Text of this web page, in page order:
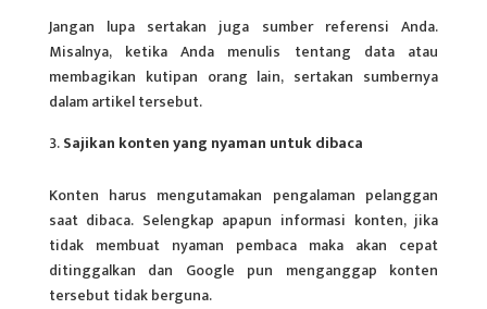
Jangan lupa sertakan juga sumber referensi Anda.
Misalnya, ketika Anda menulis tentang data atau
membagikan kutipan orang lain, sertakan sumbernya
dalam artikel tersebut.
Sajikan konten yang nyaman untuk dibaca
Konten harus mengutamakan pengalaman pelanggan
saat dibaca. Selengkap apapun informasi konten, jika
tidak membuat nyaman pembaca maka akan cepat
ditinggalkan dan Google pun menganggap konten
tersebut tidak berguna.